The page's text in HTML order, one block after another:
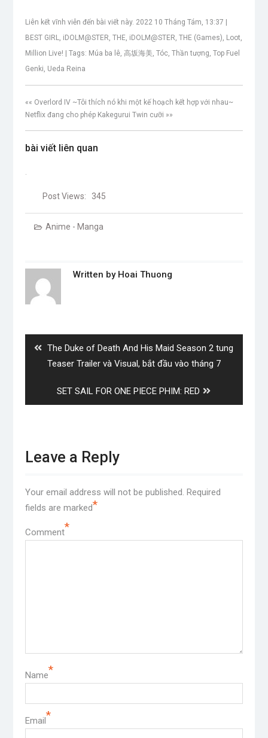
Liên kết vĩnh viễn đến bài viết này. 2022 10 Tháng Tám, 13:37 |
BEST GIRL, iDOLM@STER, THE, iDOLM@STER, THE (Games), Loot,
Million Live! | Tags: Múa ba lê, 高坂海美, Tóc, Thần tượng, Top Fuel
Genki, Ueda Reina
«« Overlord IV ~Tôi thích nó khi một kế hoạch kết hợp với nhau~
Netflix đang cho phép Kakegurui Twin cưỡi »»
bài viết liên quan
.
Post Views: 345
Anime - Manga
Written by Hoai Thuong
Previous
post:
The Duke of Death And His Maid Season 2 tung
Teaser Trailer và Visual, bắt đầu vào tháng 7
Next
post:
SET SAIL FOR ONE PIECE PHIM: RED
Leave a Reply
Your email address will not be published. Required
fields are marked*
Comment*
Name*
Email *